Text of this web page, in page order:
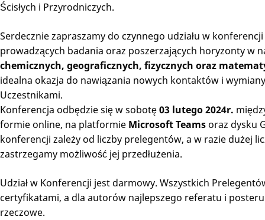
Ścisłych i Przyrodniczych.
Serdecznie zapraszamy do czynnego udziału w
prowadzących badania oraz poszerzających horyzonty w
chemicznych, geograficznych, fizycznych oraz
idealna okazja do nawiązania nowych kontaktów i
Uczestnikami.
Konferencja odbędzie się w sobotę03 lutego 2024r.
formie online, na platformie Microsoft Teams oraz dysku
konferencji zależy od liczby prelegentów, a w razie dużej
zastrzegamy możliwość jej przedłużenia.
Udział w Konferencji jest darmowy. Wszystkich
certyfikatami, a dla autorów najlepszego referatu i
rzeczowe.